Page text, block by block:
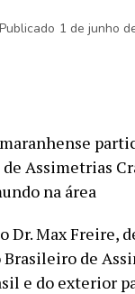
Publicado 1 de junho
Assimetrias
na área
Max Freire,
Brasileiro de
e do exterior